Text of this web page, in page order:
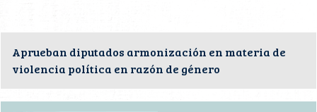
Aprueban diputados armonización en materia de
violencia política en razón de género